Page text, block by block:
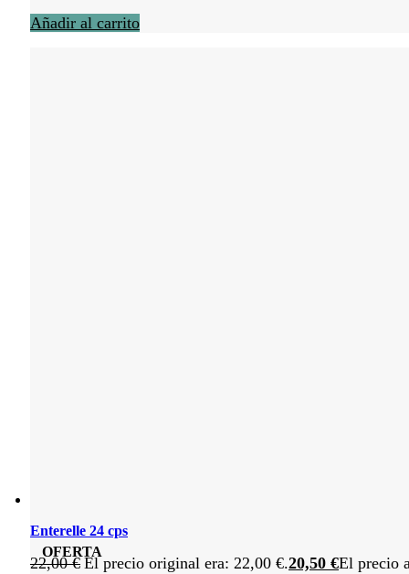
Añadir al carrito
OFERTA
Enterelle 24 cps
22,00€ El precio original era: 22,00 €.20,50 €El precio